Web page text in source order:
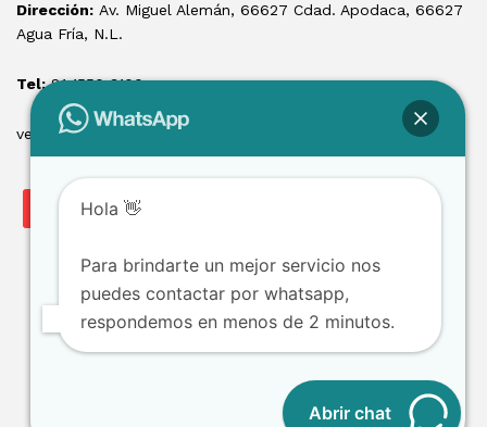
Dirección: Av. Miguel Alemán, 66627 Cdad. Apodaca, 66627
Agua Fría, N.L.
Tel:81 1550 3100
ventas@losmontacargas.mx
Copyright © 2025 Los Montacargas RTE
Hola 👋
Para brindarte un mejor servicio nos
puedes contactar por whatsapp,
respondemos en menos de 2 minutos.
Abrir chat